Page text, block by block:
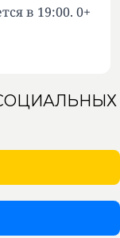
в 19:00. 0+